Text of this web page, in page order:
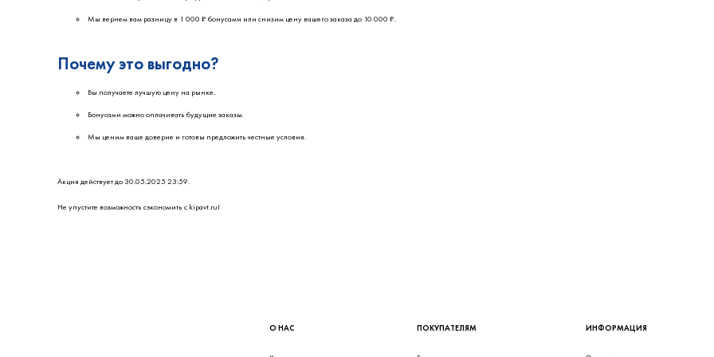
Мы вернем вам разницу в 1 000 ₽ бонусами или снизим цену вашего заказа до 10 000 ₽.
Почему это выгодно?
Вы получаете лучшую цену на рынке.
Бонусами можно оплачивать будущие заказы.
Мы ценим ваше доверие и готовы предложить честные условия.
Акция действует до 30.05.2025 23:59.
Не упустите возможность сэкономить с kipavt.ru!
О НАС ПОКУПАТЕЛЯМ ИНФОРМАЦИЯ